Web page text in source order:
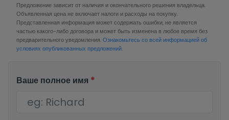
Предложение зависит от наличия и окончательного решения владельца.
Объявленная цена не включает налоги и расходы на покупку.
Представленная информация может содержать ошибки, не является
частью какого-либо договора и может быть изменена в любое время без
предварительного уведомления.Ознакомьтесь со всей информацией об
условиях опубликованных предложений.
Ваше полное имя *